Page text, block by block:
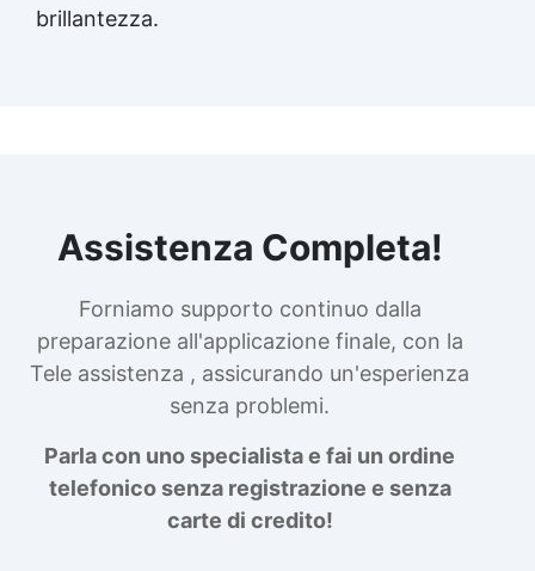
brillantezza.
Assistenza Completa!
Forniamo supporto continuo dalla
preparazione all'applicazione finale, con la
Tele assistenza , assicurando un'esperienza
senza problemi.
Parla con uno specialista e fai un ordine
telefonico senza registrazione e senza
carte di credito!